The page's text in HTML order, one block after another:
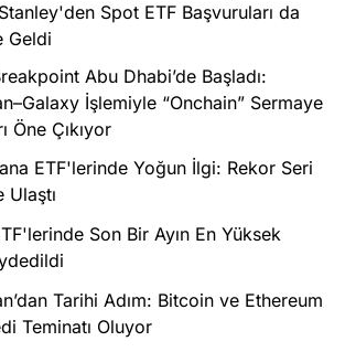
Spot ETF Başvuruları da
Geldi
Abu Dhabi’de Başladı:
İşlemiyle “Onchain” Sermaye
Öne Çıkıyor
ETF'lerinde Yoğun İlgi: Rekor Seri
Ulaştı
Son Bir Ayın En Yüksek
Tarihi Adım: Bitcoin ve Ethereum
Teminatı Oluyor